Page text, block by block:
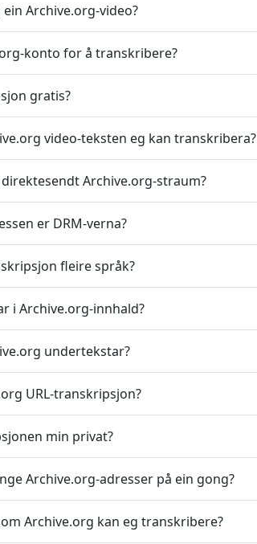
Archive.org-video?
konto for å transkribere?
gratis?
video-teksten eg kan transkribera?
Archive.org-straum?
er DRM-verna?
fleire språk?
i Archive.org-innhald?
undertekstar?
URL-transkripsjon?
min privat?
Archive.org-adresser på ein gong?
Archive.org kan eg transkribere?